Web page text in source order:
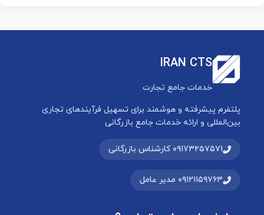
IRAN CTS
خدمات جامع تجارت
پلتفرم پیشرفته و هوشمند برای تسهیل فرآیندهای تجاری
بین‌المللی و ارائه خدمات جامع بازرگانی
۰۹۱۷۳۲۵۷۵۷۱ کارشناس بازرگانی
۰۹۱۲۱۱۵۹۷۶۳ مدیر عامل